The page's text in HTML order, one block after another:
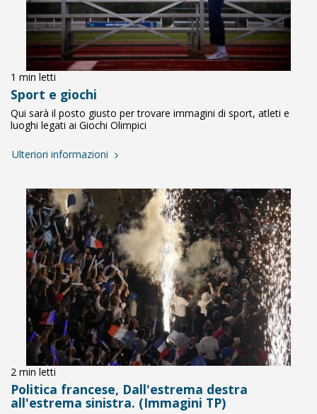
1 min letti
Sport e giochi
Qui sarà il posto giusto per trovare immagini di sport, atleti e
luoghi legati ai Giochi Olimpici
Ulteriori informazioni
2 min letti
Politica francese, Dall'estrema destra
all'estrema sinistra. (Immagini TP)